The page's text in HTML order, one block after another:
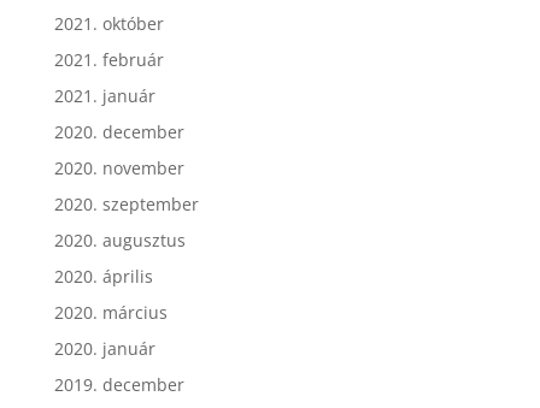
2021. október
2021. február
2021. január
2020. december
2020. november
2020. szeptember
2020. augusztus
2020. április
2020. március
2020. január
2019. december